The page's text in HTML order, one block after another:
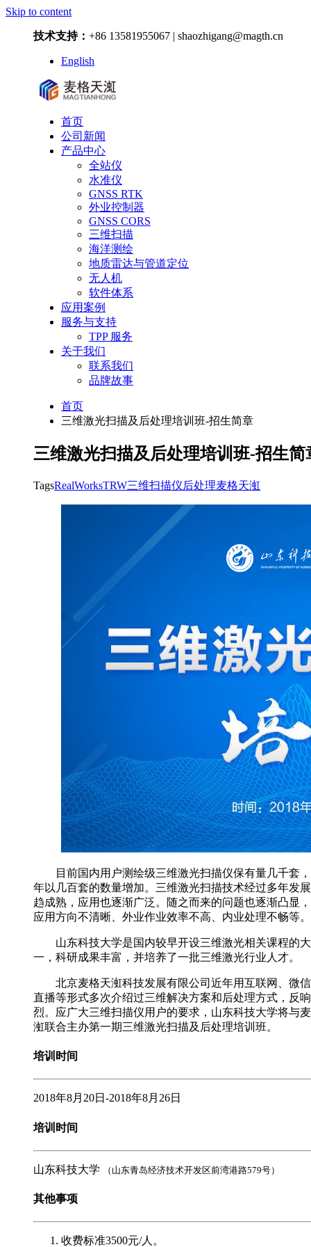
Skip to content
技术支持： +86 13581955067 | shaozhigang@magth.cn
English
首页
公司新闻
产品中心
全站仪
水准仪
GNSS RTK
外业控制器
GNSS CORS
三维扫描
海洋测绘
地质雷达与管道定位
无人机
软件体系
应用案例
服务与支持
TPP 服务
关于我们
联系我们
品牌故事
首页
三维激光扫描及后处理培训班-招生简章
三维激光扫描及后处理培训班-招生简
TagsRealWorksTRW三维扫描仪后处理麦格天渱
目前国内用户测绘级三维激光扫描仪保有量几千套
年以几百套的数量增加。三维激光扫描技术经过多年发
趋成熟，应用也逐渐广泛。随之而来的问题也逐渐凸显
应用方向不清晰、外业作业效率不高、内业处理不畅等。
山东科技大学是国内较早开设三维激光相关课程的
一，科研成果丰富，并培养了一批三维激光行业人才。
北京麦格天渱科技发展有限公司近年用互联网、微
直播等形式多次介绍过三维解决方案和后处理方式，反
烈。应广大三维扫描仪用户的要求，山东科技大学将与
渱联合主办第一期三维激光扫描及后处理培训班。
培训时间
2018年8月20日-2018年8月26日
培训时间
山东科技大学 （山东青岛经济技术开发区前湾港路579号）
其他事项
收费标准3500元/人。